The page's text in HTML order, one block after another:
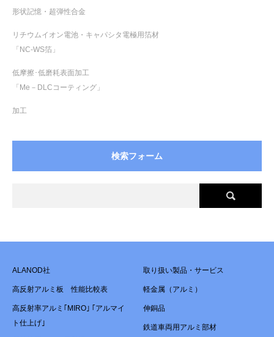
形状記憶・超弾性合金
リチウムイオン電池・キャパシタ電極用箔材
「NC-WS箔」
低摩擦･低磨耗表面加工
「Me－DLCコーティング」
加工
検索フォーム
ALANOD社
高反射アルミ板 性能比較表
高反射率アルミ｢MIRO｣ ｢アルマイ
ト仕上げ｣
取り扱い製品・サービス
軽金属（アルミ）
伸銅品
鉄道車両用アルミ部材